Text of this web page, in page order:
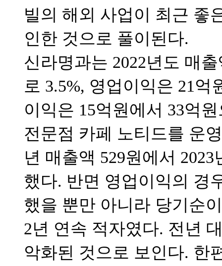
빌의 해외 사업이 최근 좋
인한 것으로 풀이된다.
신라명과는 2022년도 매
로 3.5%, 영업이익은 21억
이익은 15억원에서 33억
전문점 카페 노티드를 운
년 매출액 529원에서
했다. 반면 영업이익의 경
했을 뿐만 아니라 당기순
2년 연속 적자였다. 전년
악화된 것으로 보인다. 한